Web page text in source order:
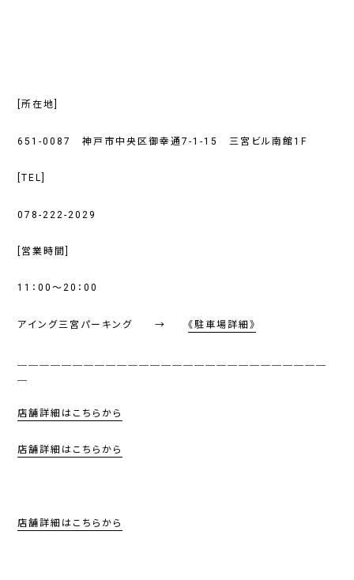
[所在地]
651-0087 神戸市中央区御幸通7-1-15 三宮ビル南館1F
[TEL]
078-222-2029
[営業時間]
11：00～20 ：00
アイング三宮パーキング →《駐車場詳細》
店舗詳細はこちらから
店舗詳細はこちらから
店舗詳細はこちらから